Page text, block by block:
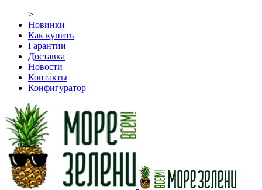
>
Новинки
Как купить
Гарантии
Доставка
Новости
Контакты
Конфигуратор